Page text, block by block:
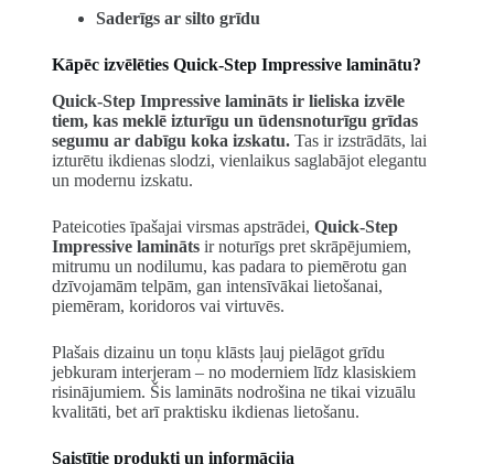
Saderīgs ar silto grīdu
Kāpēc izvēlēties Quick-Step Impressive laminātu?
Quick-Step Impressive lamināts ir lieliska izvēle
tiem, kas meklē izturīgu un ūdensnoturīgu grīdas
segumu ar dabīgu koka izskatu.Tas ir izstrādāts, lai
izturētu ikdienas slodzi, vienlaikus saglabājot elegantu
un modernu izskatu.
Pateicoties īpašajai virsmas apstrādei, Quick-Step
Impressive laminātsir noturīgs pret skrāpējumiem,
mitrumu un nodilumu, kas padara to piemērotu gan
dzīvojamām telpām, gan intensīvākai lietošanai,
piemēram, koridoros vai virtuvēs.
Plašais dizainu un toņu klāsts ļauj pielāgot grīdu
jebkuram interjeram – no moderniem līdz klasiskiem
risinājumiem. Šis lamināts nodrošina ne tikai vizuālu
kvalitāti, bet arī praktisku ikdienas lietošanu.
Saistītie produkti un informācija